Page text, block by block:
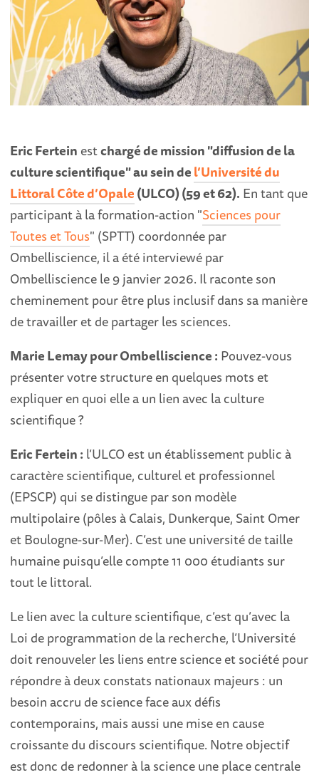
Eric Fertein estchargé de mission "diffusion de la
culture scientifique" au sein del’Université du
Littoral Côte d’Opale(ULCO) (59 et 62). En tant que
participant à la formation-action "Sciences pour
Toutes et Tous" (SPTT) coordonnée par
Ombelliscience, il a été interviewé par
Ombelliscience le 9 janvier 2026. Il raconte son
cheminement pour être plus inclusif dans sa manière
de travailler et de partager les sciences.
Marie Lemay pour Ombelliscience : Pouvez-vous
présenter votre structure en quelques mots et
expliquer en quoi elle a un lien avec la culture
scientifique ?
Eric Fertein : l’ULCO est un établissement public à
caractère scientifique, culturel et professionnel
(EPSCP) qui se distingue par son modèle
multipolaire (pôles à Calais, Dunkerque, Saint Omer
et Boulogne-sur-Mer). C’est une université de taille
humaine puisqu’elle compte 11 000 étudiants sur
tout le littoral.
Le lien avec la culture scientifique, c’est qu’avec la
Loi de programmation de la recherche, l’Université
doit renouveler les liens entre science et société pour
répondre à deux constats nationaux majeurs : un
besoin accru de science face aux défis
contemporains, mais aussi une mise en cause
croissante du discours scientifique. Notre objectif
est donc de redonner à la science une place centrale